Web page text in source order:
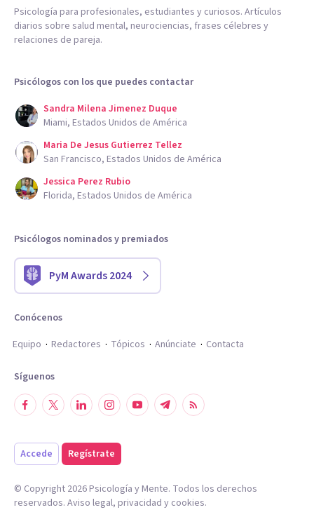
Psicología para profesionales, estudiantes y curiosos. Artículos
diarios sobre salud mental, neurociencias, frases célebres y
relaciones de pareja.
Psicólogos con los que puedes contactar
Sandra Milena Jimenez Duque
Miami, Estados Unidos de América
Maria De Jesus Gutierrez Tellez
San Francisco, Estados Unidos de América
Jessica Perez Rubio
Florida, Estados Unidos de América
Psicólogos nominados y premiados
PyM Awards 2024
Conócenos
Equipo
Redactores Tópicos Anúnciate Contacta
Síguenos
Accede Regístrate
© Copyright 2026Psicología y Mente. Todos los derechos
reservados. Aviso legal, privacidad y cookies.